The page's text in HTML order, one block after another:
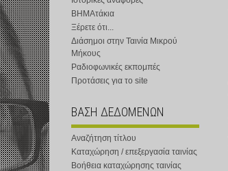
ΒΗΜΑτάκια
Ξέρετε ότι...
Διάσημοι στην Ταινία Μικρού
Μήκους
Ραδιοφωνικές εκπομπές
Προτάσεις για το site
ΒΑΣΗ ΔΕΔΟΜΕΝΩΝ
Αναζήτηση τίτλου
Καταχώρηση / επεξεργασία ταινίας
Βοήθεια καταχώρησης ταινίας